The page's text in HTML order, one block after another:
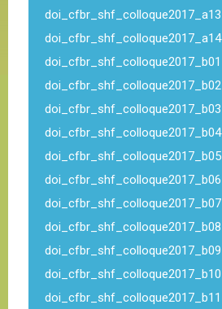
doi_cfbr_shf_colloque2017_a13
doi_cfbr_shf_colloque2017_a14
doi_cfbr_shf_colloque2017_b01
doi_cfbr_shf_colloque2017_b02
doi_cfbr_shf_colloque2017_b03
doi_cfbr_shf_colloque2017_b04
doi_cfbr_shf_colloque2017_b05
doi_cfbr_shf_colloque2017_b06
doi_cfbr_shf_colloque2017_b07
doi_cfbr_shf_colloque2017_b08
doi_cfbr_shf_colloque2017_b09
doi_cfbr_shf_colloque2017_b10
doi_cfbr_shf_colloque2017_b11